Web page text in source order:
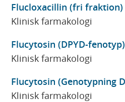
Flucloxacillin (fri fraktion)
Klinisk farmakologi
Flucytosin (DPYD-fenotyp)
Klinisk farmakologi
Flucytosin (Genotypning
Klinisk farmakologi